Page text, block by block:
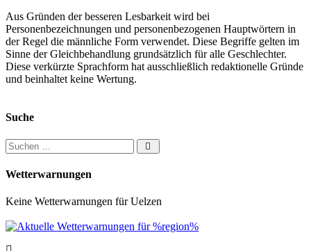
Aus Gründen der besseren Lesbarkeit wird bei
Personenbezeichnungen und personenbezogenen Hauptwörtern in
der Regel die männliche Form verwendet. Diese Begriffe gelten im
Sinne der Gleichbehandlung grundsätzlich für alle Geschlechter.
Diese verkürzte Sprachform hat ausschließlich redaktionelle Gründe
und beinhaltet keine Wertung.
Suche
Suchen nach:
Wetterwarnungen
Keine Wetterwarnungen für Uelzen